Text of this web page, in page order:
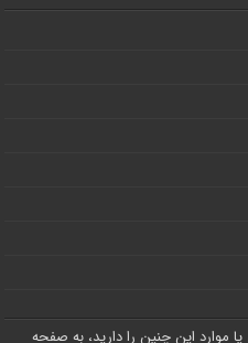
یا موارد این چنین را دارید، به صفحه